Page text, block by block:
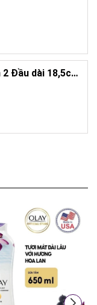
(ngẫu nhiên)
Đầu dài 18,5cm